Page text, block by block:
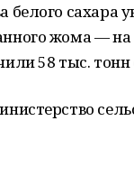
белого сахара
жома — на
58 тыс.